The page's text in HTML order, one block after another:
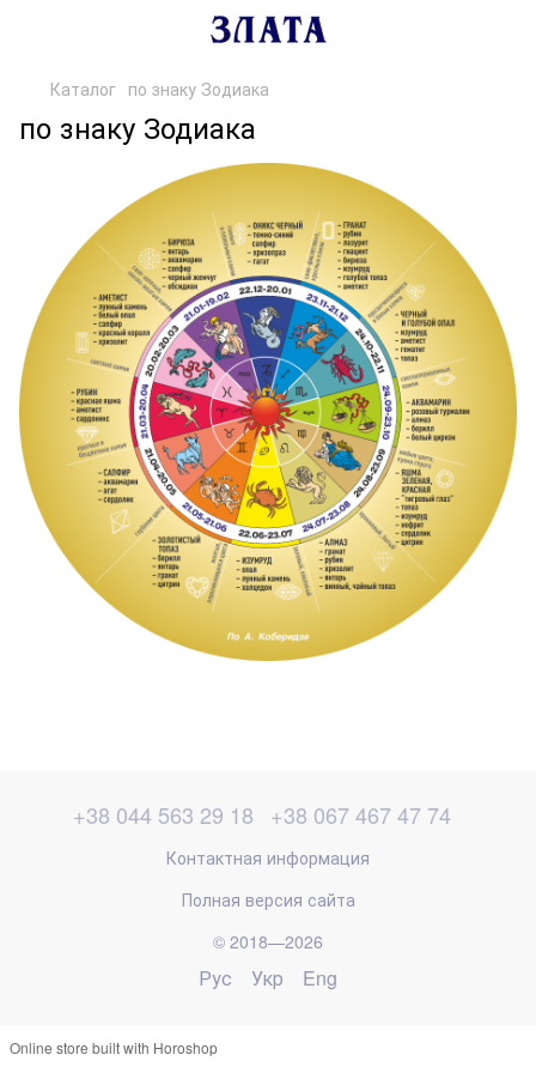
Каталог по знаку Зодиака
по знаку Зодиака
+38 044 563 29 18 +38 067 467 47 74
Контактная информация
Полная версия сайта
© 2018—2026
Рус Укр Eng
Online store built with Horoshop